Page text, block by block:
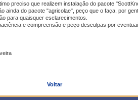
preciso que realizem instalação do pacote
ainda do pacote "agricolae", peço que o faça, por
para quaisquer esclarecimentos.
e compreensão e peço desculpas por
Voltar